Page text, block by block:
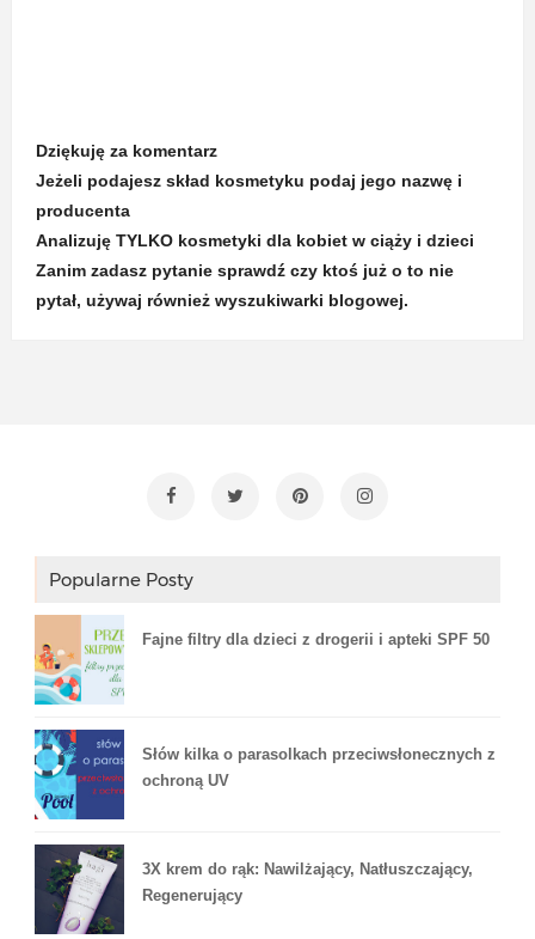
Dziękuję za komentarz
Jeżeli podajesz skład kosmetyku podaj jego nazwę i
producenta
Analizuję TYLKO kosmetyki dla kobiet w ciąży i dzieci
Zanim zadasz pytanie sprawdź czy ktoś już o to nie
pytał, używaj również wyszukiwarki blogowej.
Popularne Posty
Fajne filtry dla dzieci z drogerii i apteki SPF 50
Słów kilka o parasolkach przeciwsłonecznych z
ochroną UV
3X krem do rąk: Nawilżający, Natłuszczający,
Regenerujący